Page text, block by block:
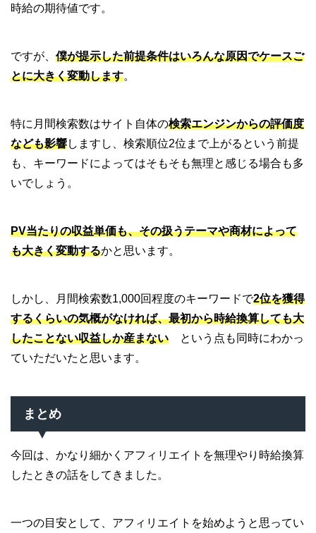
時給の期待値です。
ですが、 僕が提示した前提条件はいろんな原因でケースご
とに大きく変動します。
特に月間検索数はサイト自体の検索エンジンからの評価度
なども影響しますし、検索順位2位まで上がるという前提
も、キーワードによってはそもそも無理と感じる場合も多
いでしょう。
PV当たりの収益単価も、その扱うテーマや商材によって
も大きく変動するかと思います。
しかし、月間検索数1,000回程度のキーワードで2位を獲得
するくらいの気概がなければ、最初から時給換算しても大
したことない収益しか産まない という点も同時にわかっ
ていただいたと思います。
まとめ
今回は、かなり細かくアフィリエイトを無理やり時給換算
したときの話をしてきました。
一つの目安として、アフィリエイトを始めようと思ってい